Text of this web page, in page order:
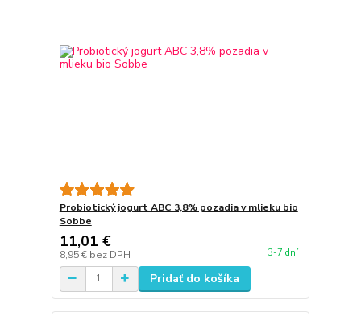
Probiotický jogurt ABC 3,8% pozadia v mlieku bio
Sobbe
11,01 €
8,95 € bez DPH 3-7 dní
Pridať do košíka